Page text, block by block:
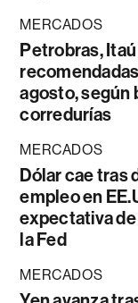
MERCADOS
Petrobras,
agosto, según
corredurías
MERCADOS
Dólar cae tras
empleo en
expectativa de
la Fed
MERCADOS